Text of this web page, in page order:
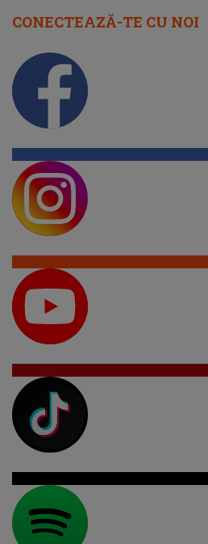
CONECTEAZĂ-TE CU NOI